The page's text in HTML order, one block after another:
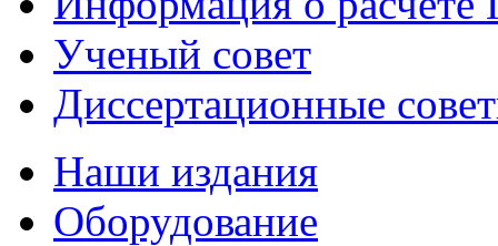
Ученый совет
Диссертационные
Наши издания
Оборудование